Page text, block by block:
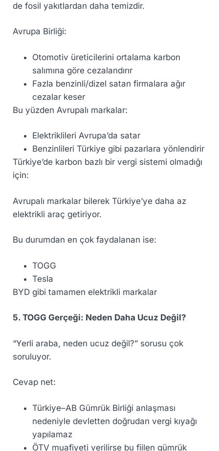
de fosil yakıtlardan daha temizdir.
Avrupa Birliği:
Otomotiv üreticilerini ortalama karbon
salımına göre cezalandırır
Fazla benzinli/dizel satan firmalara ağır
cezalar keser
Bu yüzden Avrupalı markalar:
Elektriklileri Avrupa’da satar
Benzinlileri Türkiye gibi pazarlara yönlendirir
Türkiye’de karbon bazlı bir vergi sistemi olmadığı
için:
Avrupalı markalar bilerek Türkiye’ye daha az
elektrikli araç getiriyor.
Bu durumdan en çok faydalanan ise:
TOGG
Tesla
BYD gibi tamamen elektrikli markalar
5. TOGG Gerçeği: Neden Daha Ucuz Değil?
“Yerli araba, neden ucuz değil?” sorusu çok
soruluyor.
Cevap net:
Türkiye–AB Gümrük Birliği anlaşması
nedeniyle devletten doğrudan vergi kıyağı
yapılamaz
ÖTV muafiyeti verilirse bu fiilen gümrük